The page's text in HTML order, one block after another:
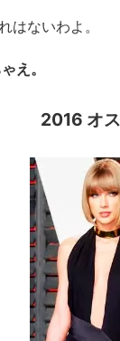
はないわよ。
え。
2016 オ